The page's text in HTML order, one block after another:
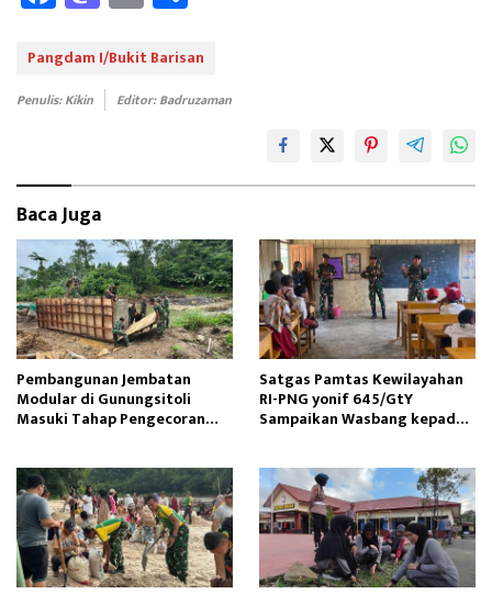
ce
b
oo
as
to
d
m
ail e
Pangdam I/Bukit Barisan
Penulis: Kikin Editor: Badruzaman
Baca Juga
Pembangunan Jembatan
Modular di Gunungsitoli
Masuki Tahap Pengecoran
Satgas Pamtas Kewilayahan
RI-PNG yonif 645/GtY
Sampaikan Wasbang kepada